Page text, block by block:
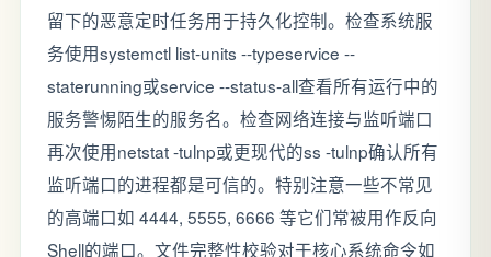
留下的恶意定时任务用于持久化控制。检查系统服
务使用systemctl list-units --typeservice --
staterunning或service --status-all查看所有运行中的
服务警惕陌生的服务名。检查网络连接与监听端口
再次使用netstat -tulnp或更现代的ss -tulnp确认所有
监听端口的进程都是可信的。特别注意一些不常见
的高端口如 4444, 5555, 6666 等它们常被用作反向
Shell的端口。文件完整性校验对于核心系统命令如